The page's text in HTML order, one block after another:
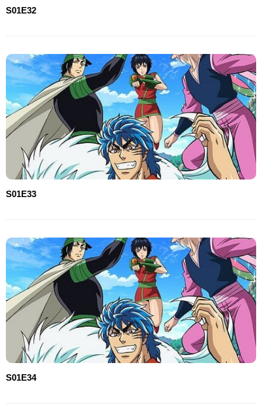
S01E32
S01E33
S01E34